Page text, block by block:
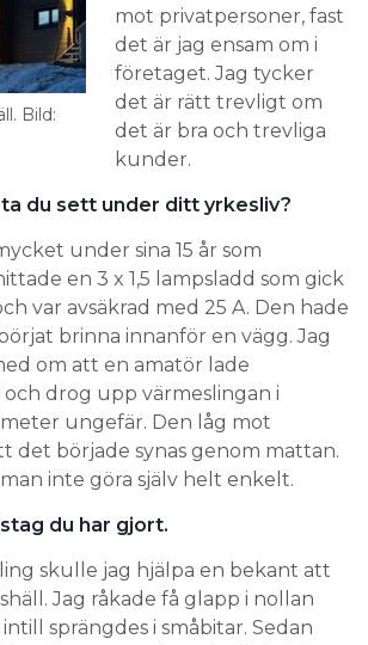
Bild:
mot privatpersoner, fast
det är jag ensam om i
företaget. Jag tycker
det är rätt trevligt om
det är bra och trevliga
kunder.
du sett under ditt yrkesliv?
under sina 15 år som
en 3 x 1,5 lampsladd som gick
var avsäkrad med 25 A. Den hade
brinna innanför en vägg. Jag
om att en amatör lade
drog upp värmeslingan i
ungefär. Den låg mot
det började synas genom mattan.
man inte göra själv helt enkelt.
du har gjort.
skulle jag hjälpa en bekant att
Jag råkade få glapp i nollan
sprängdes i småbitar. Sedan